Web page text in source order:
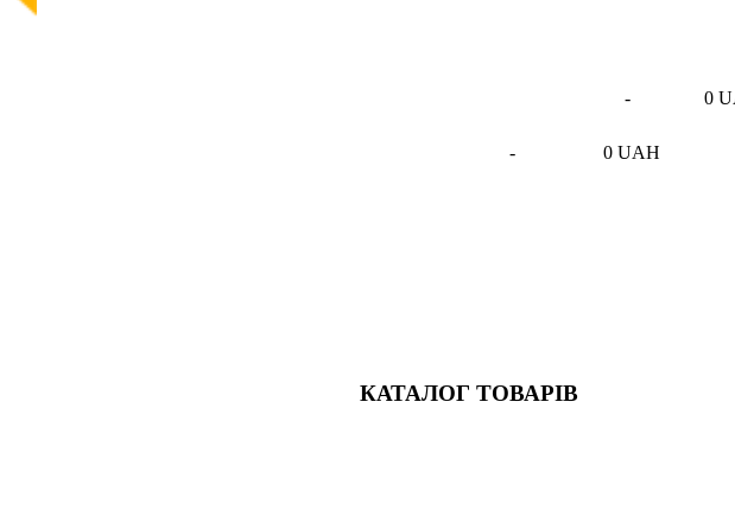
-
0
-
0 UAH
КАТАЛОГ ТОВАРІВ